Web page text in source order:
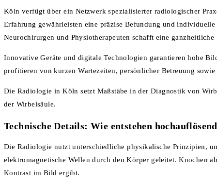
Köln verfügt über ein Netzwerk spezialisierter radiologischer
Erfahrung gewährleisten eine präzise Befundung und
Neurochirurgen und Physiotherapeuten schafft eine ganzheitliche
Innovative Geräte und digitale Technologien garantieren hohe
profitieren von kurzen Wartezeiten, persönlicher Betreuung
Die Radiologie in Köln setzt Maßstäbe in der Diagnostik von
der Wirbelsäule.
Technische Details: Wie entstehen
Die Radiologie nutzt unterschiedliche physikalische Prinzipien,
elektromagnetische Wellen durch den Körper geleitet. Knochen
Kontrast im Bild ergibt.